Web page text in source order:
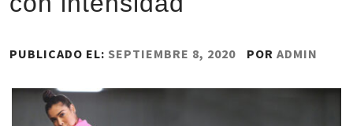
PUBLICADO EL: SEPTIEMBRE 8, 2020 POR ADMIN